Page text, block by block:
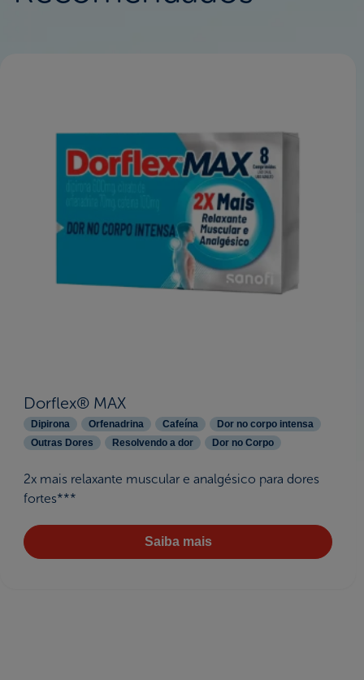
Dorflex® MAX
Dipirona Orfenadrina Cafeína
Dor no corpo intensa
Outras Dores
Resolvendo a dor Dor no Corpo
2x mais relaxante muscular e analgésico para dores
fortes***
Saiba mais